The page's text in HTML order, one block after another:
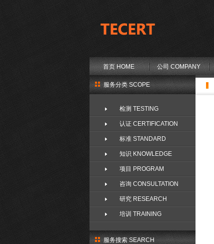
首页 HOME 公司 COMPANY
服务搜索 SEARCH
服务分类 SCOPE
检测 TESTING
认证 CERTIFICATION
标准 STANDARD
知识 KNOWLEDGE
项目 PROGRAM
咨询 CONSULTATION
研究 RESEARCH
培训 TRAINING